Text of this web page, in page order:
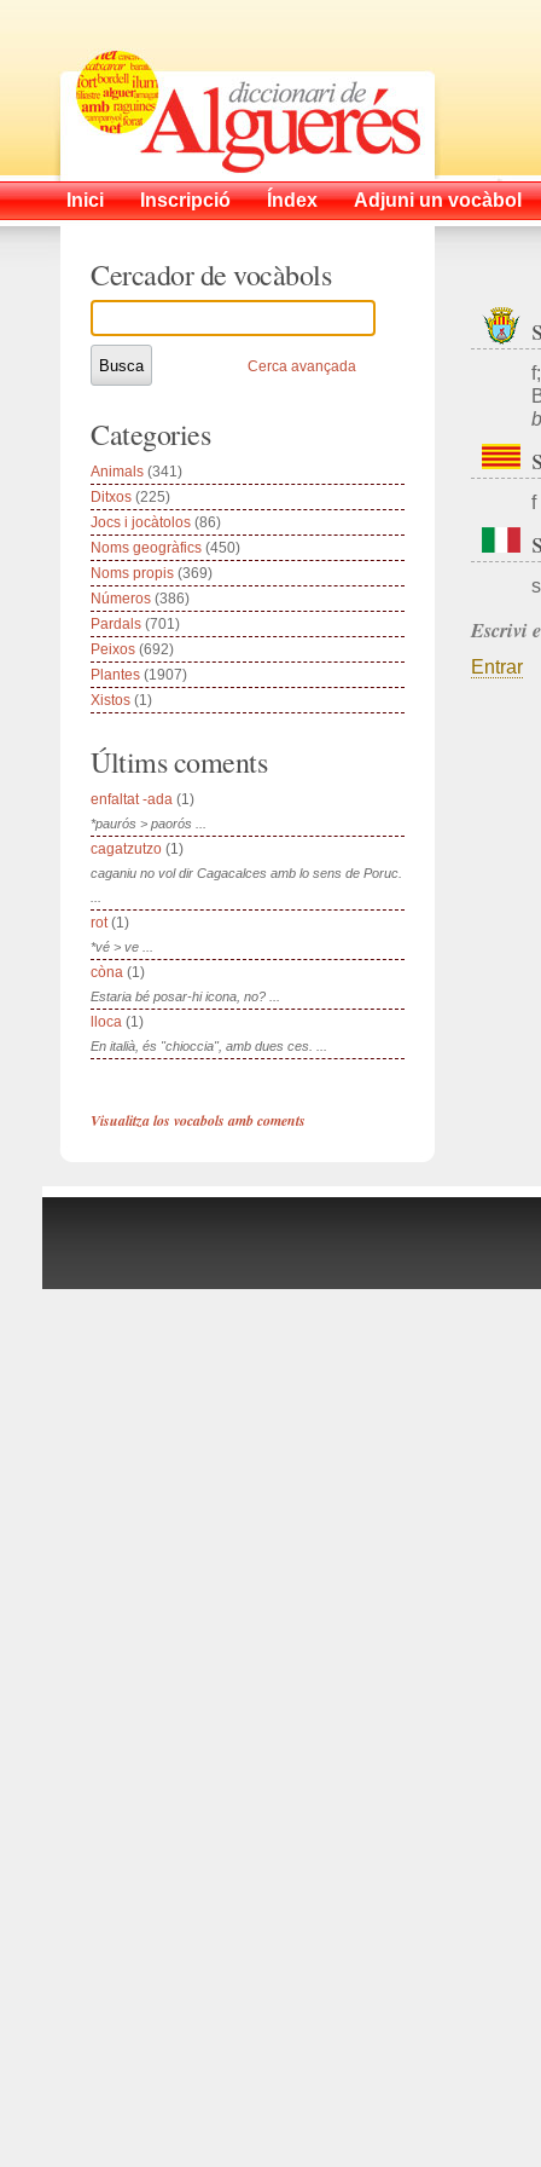
Inici Inscripció Índex Adjuni un vocàbol
f
Escrivi
Entrar
Cercador de vocàbols
Cerca avançada
Categories
Animals (341)
Ditxos (225)
Jocs i jocàtolos (86)
Noms geogràfics (450)
Noms propis (369)
Números (386)
Pardals (701)
Peixos (692)
Plantes (1907)
Xistos (1)
Últims coments
enfaltat -ada (1)
*paurós > paorós ...
cagatzutzo (1)
caganiu no vol dir Cagacalces amb lo sens de Poruc.
rot(1)
*vé > ve ...
còna (1)
Estaria bé posar-hi icona, no? ...
lloca (1)
En italià, és "chioccia", amb dues ces. ...
Visualitza los vocabols amb coments